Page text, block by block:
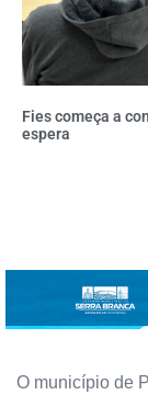
Fies começa a
espera
O município de